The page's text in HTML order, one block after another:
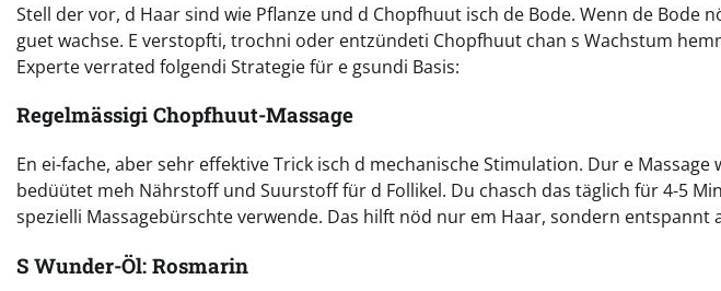
Stell der vor, d Haar sind wie Pflanze und d Chopfhuut isch de Bode. Wenn de Bode
guet wachse. E verstopfti, trochni oder entzündeti Chopfhuut chan s Wachstum
Experte verrated folgendi Strategie für e gsundi Basis:
Regelmässigi Chopfhuut-Massage
En ei-fache, aber sehr effektive Trick isch d mechanische Stimulation. Dur e
bedüütet meh Nährstoff und Suurstoff für d Follikel. Du chasch das täglich für 4-5
spezielli Massagebürschte verwende. Das hilft nöd nur em Haar, sondern entspannt
S Wunder-Öl: Rosmarin